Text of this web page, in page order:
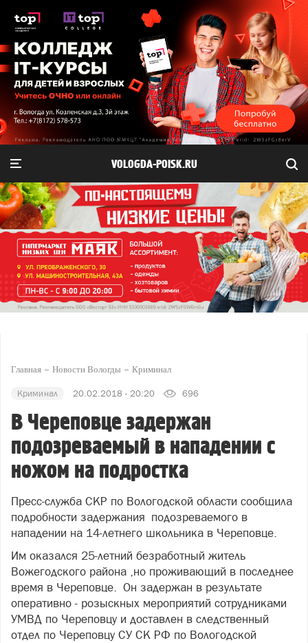
VOLOGDA-POISK.RU
Главная Новости Вологды Криминал
Криминал 20.02.2018 - 20:20 696
В Череповце задержан
подозреваемый в нападении с
ножом на подростка
Пресс-служба СКР по Вологодской области сообщила
подробности задержания подозреваемого в
нападении на 14-летнего школьника в Череповце.
Им оказался 25-летний безработный житель
Вожегодского района ,но проживающий в последнее
время в Череповце. Он задержан в результате
оперативно - розыскных мероприятий сотрудниками
УМВД по Череповцу и доставлен в следственный
отдел по Череповцу СУ СК РФ по Вологодской